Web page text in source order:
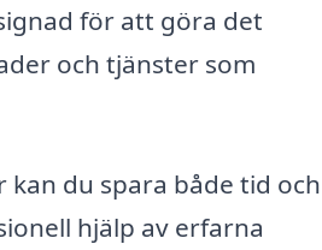
för att göra det
och tjänster som
du spara både tid och
hjälp av erfarna